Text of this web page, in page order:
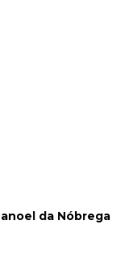
da Nóbrega